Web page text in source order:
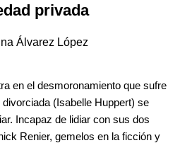
privada
Álvarez López
en el desmoronamiento que sufre
(Isabelle Huppert) se
Incapaz de lidiar con sus dos
Renier, gemelos en la ficción y